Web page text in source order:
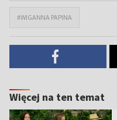
#WIGANNA PAPINA
Więcej na ten temat